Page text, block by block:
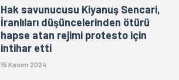
Hak savunucusu Kiyanuş Sencari,
İranlıları düşüncelerinden ötürü
hapse atan rejimi protesto için
intihar etti
15 Kasım 2024